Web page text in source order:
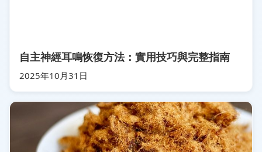
自主神經耳鳴恢復方法：實用技巧與完整指南
2025年10月31日